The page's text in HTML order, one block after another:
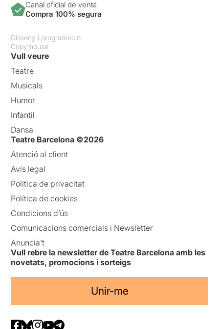
Canal oficial de venta
Compra 100% segura
Disseny i programació:
Copymouse
Vull veure
Teatre
Musicals
Humor
Infantil
Dansa
Teatre Barcelona ©2026
Atenció al client
Avís legal
Política de privacitat
Política de cookies
Condicions d’ús
Comunicacions comercials i Newsletter
Anuncia’t
Vull rebre la newsletter de Teatre Barcelona amb les
novetats, promocions i sorteigs
Unir-me